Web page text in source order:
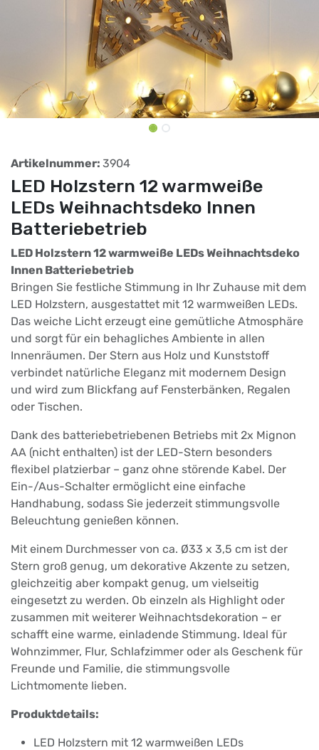
Artikelnummer: 3904
LED Holzstern 12 warmweiße
LEDs Weihnachtsdeko Innen
Batteriebetrieb
LED Holzstern 12 warmweiße LEDs Weihnachtsdeko
Innen Batteriebetrieb
Bringen Sie festliche Stimmung in Ihr Zuhause mit dem
LED Holzstern, ausgestattet mit 12 warmweißen LEDs.
Das weiche Licht erzeugt eine gemütliche Atmosphäre
und sorgt für ein behagliches Ambiente in allen
Innenräumen. Der Stern aus Holz und Kunststoff
verbindet natürliche Eleganz mit modernem Design
und wird zum Blickfang auf Fensterbänken, Regalen
oder Tischen.
Dank des batteriebetriebenen Betriebs mit 2x Mignon
AA (nicht enthalten) ist der LED-Stern besonders
flexibel platzierbar – ganz ohne störende Kabel. Der
Ein-/Aus-Schalter ermöglicht eine einfache
Handhabung, sodass Sie jederzeit stimmungsvolle
Beleuchtung genießen können.
Mit einem Durchmesser von ca. Ø33 x 3,5 cm ist der
Stern groß genug, um dekorative Akzente zu setzen,
gleichzeitig aber kompakt genug, um vielseitig
eingesetzt zu werden. Ob einzeln als Highlight oder
zusammen mit weiterer Weihnachtsdekoration – er
schafft eine warme, einladende Stimmung. Ideal für
Wohnzimmer, Flur, Schlafzimmer oder als Geschenk für
Freunde und Familie, die stimmungsvolle
Lichtmomente lieben.
Produktdetails:
LED Holzstern mit 12 warmweißen LEDs